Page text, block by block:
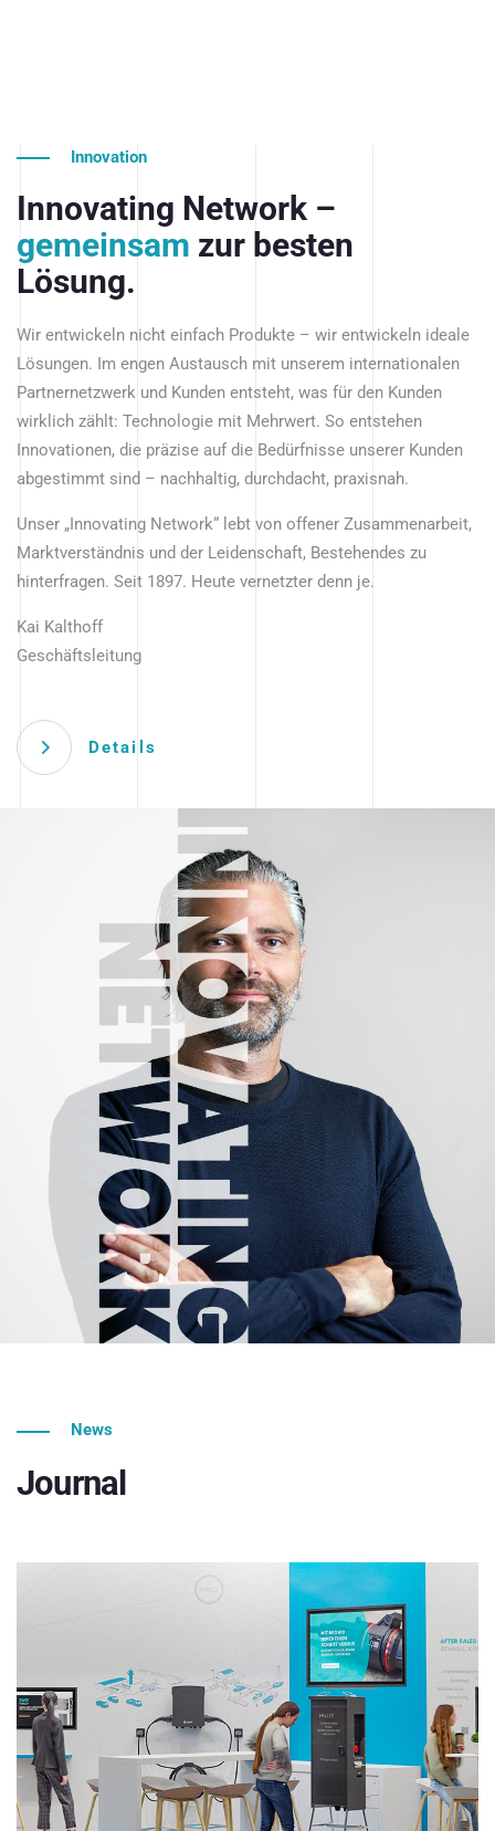
Innovation
Innovating Network –
gemeinsam zur besten
Lösung.
Wir entwickeln nicht einfach Produkte – wir entwickeln ideale
Lösungen. Im engen Austausch mit unserem internationalen
Partnernetzwerk und Kunden entsteht, was für den Kunden
wirklich zählt: Technologie mit Mehrwert. So entstehen
Innovationen, die präzise auf die Bedürfnisse unserer Kunden
abgestimmt sind – nachhaltig, durchdacht, praxisnah.
Unser „Innovating Network“ lebt von offener Zusammenarbeit,
Marktverständnis und der Leidenschaft, Bestehendes zu
hinterfragen. Seit 1897. Heute vernetzter denn je.
Kai Kalthoff
Geschäftsleitung
Details
News
Journal